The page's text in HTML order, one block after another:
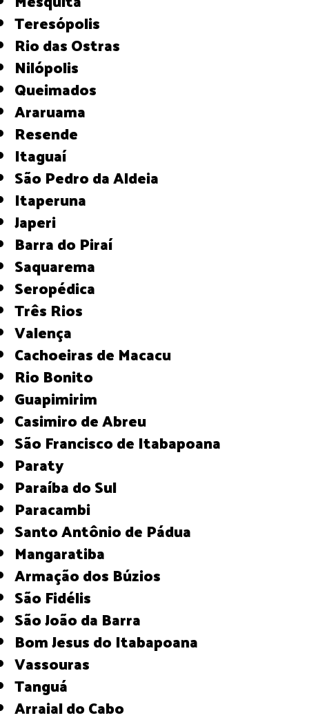
Teresópolis
Rio das Ostras
Nilópolis
Queimados
Araruama
Resende
Itaguaí
São Pedro da Aldeia
Itaperuna
Japeri
Barra do Piraí
Saquarema
Seropédica
Três Rios
Valença
Cachoeiras de Macacu
Rio Bonito
Guapimirim
Casimiro de Abreu
São Francisco de Itabapoana
Paraty
Paraíba do Sul
Paracambi
Santo Antônio de Pádua
Mangaratiba
Armação dos Búzios
São Fidélis
São João da Barra
Bom Jesus do Itabapoana
Vassouras
Tanguá
Arraial do Cabo